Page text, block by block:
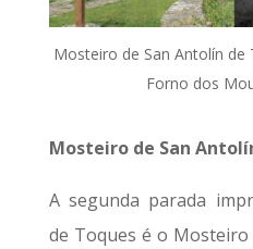
Mosteiro de San Antolín de
Forno dos
Mosteiro de San
A segunda parada
de Toques é o